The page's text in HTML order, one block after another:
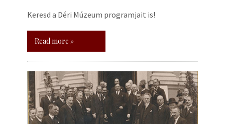
Keresd a Déri Múzeum programjait is!
Read more »